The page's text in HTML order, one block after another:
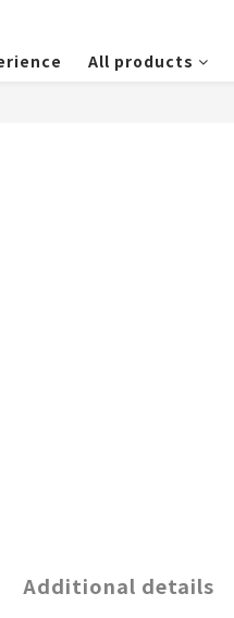
All products
Additional details